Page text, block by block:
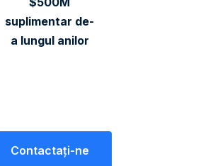
suplimentar de-
a lungul anilor
Contactaţi-ne